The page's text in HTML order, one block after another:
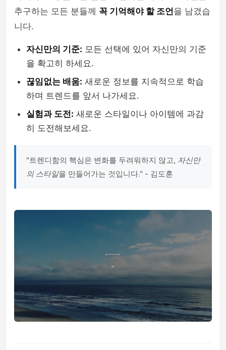
추구하는 모든 분들께 꼭 기억해야 할 조언을 남겼습
니다.
자신만의 기준: 모든 선택에 있어 자신만의 기준
을 확고히 하세요.
끊임없는 배움: 새로운 정보를 지속적으로 학습
하며 트렌드를 앞서 나가세요.
실험과 도전: 새로운 스타일이나 아이템에 과감
히 도전해보세요.
"트렌디함의 핵심은 변화를 두려워하지 않고, 자신만
의 스타일을 만들어가는 것입니다." - 김도훈